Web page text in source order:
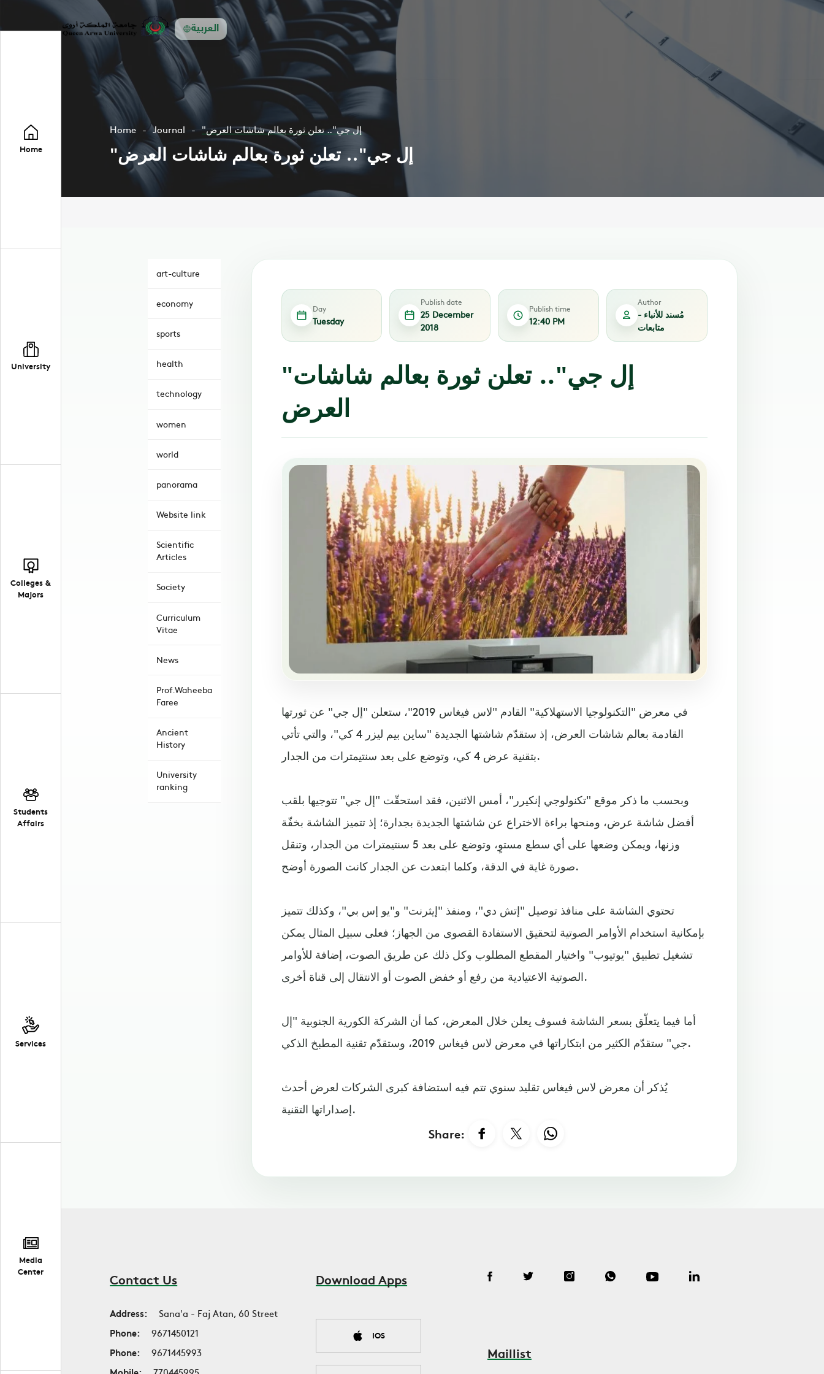
العربية
Home
University
Colleges &
Majors
Students
Affairs
Services
Media
Center
Home Journal "إل جي".. تعلن ثورة بعالم شاشات العرض
"إل جي".. تعلن ثورة بعالم شاشات العرض
art-culture
economy
sports
health
technology
women
world
panorama
Website link
Scientific
Articles
Society
Curriculum
Vitae
News
Prof.Waheeba
Faree
Ancient
History
University
ranking
Day
Tuesday
Publish date
25 December
2018
Publish time
12:40 PM
Author
مُسند للأنباء -
متابعات
"إل جي".. تعلن ثورة بعالم شاشات
العرض
في معرض "التكنولوجيا الاستهلاكية" القادم "لاس فيغاس 2019"، ستعلن "إل جي" عن ثورتها
القادمة بعالم شاشات العرض، إذ ستقدّم شاشتها الجديدة "ساين بيم ليزر 4 كي"، والتي تأتي
بتقنية عرض 4 كي، وتوضع على بعد سنتيمترات من الجدار.
وبحسب ما ذكر موقع "تكنولوجي إنكيرر"، أمس الاثنين، فقد استحقّت "إل جي" تتوجيها بلقب
أفضل شاشة عرض، ومنحها براءة الاختراع عن شاشتها الجديدة بجدارة؛ إذ تتميز الشاشة بخفّة
وزنها، ويمكن وضعها على أي سطع مستوٍ، وتوضع على بعد 5 سنتيمترات من الجدار، وتنقل
صورة غاية في الدقة، وكلما ابتعدت عن الجدار كانت الصورة أوضح.
تحتوي الشاشة على منافذ توصيل "إتش دي"، ومنفذ "إيثرنت" و"يو إس بي"، وكذلك تتميز
بإمكانية استخدام الأوامر الصوتية لتحقيق الاستفادة القصوى من الجهاز؛ فعلى سبيل المثال يمكن
تشغيل تطبيق "يوتيوب" واختيار المقطع المطلوب وكل ذلك عن طريق الصوت، إضافة للأوامر
الصوتية الاعتيادية من رفع أو خفض الصوت أو الانتقال إلى قناة أخرى.
أما فيما يتعلّق بسعر الشاشة فسوف يعلن خلال المعرض، كما أن الشركة الكورية الجنوبية "إل
جي" ستقدّم الكثير من ابتكاراتها في معرض لاس فيغاس 2019، وستقدّم تقنية المطبخ الذكي.
يُذكر أن معرض لاس فيغاس تقليد سنوي تتم فيه استضافة كبرى الشركات لعرض أحدث
إصداراتها التقنية.
Share:
Contact Us
Address:
Sana'a - Faj Atan, 60 Street
Phone:
9671450121
Phone:
9671445993
Download Apps
IOS
Maillist